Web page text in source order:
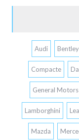
Audi Bentley
Compacte
General Motors
Lamborghini
Mazda